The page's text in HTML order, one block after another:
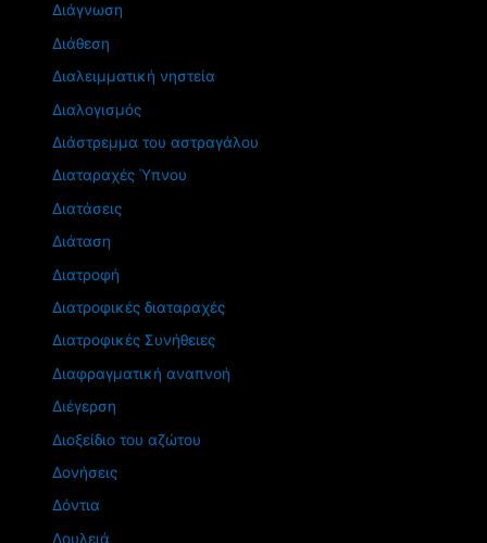
Διάγνωση
Διάθεση
Διαλειμματική νηστεία
Διαλογισμός
Διάστρεμμα του αστραγάλου
Διαταραχές Ύπνου
Διατάσεις
Διάταση
Διατροφή
Διατροφικές διαταραχές
Διατροφικές Συνήθειες
Διαφραγματική αναπνοή
Διέγερση
Διοξείδιο του αζώτου
Δονήσεις
Δόντια
Δουλειά